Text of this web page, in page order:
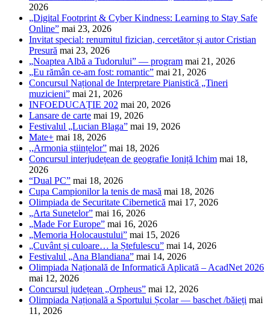
2026
„Digital Footprint & Cyber Kindness: Learning to Stay Safe
Online” mai 23, 2026
Invitat special: renumitul fizician, cercetător și autor Cristian
Presură mai 23, 2026
„Noaptea Albă a Tudorului” — program mai 21, 2026
„Eu rămân ce-am fost: romantic” mai 21, 2026
Concursul Național de Interpretare Pianistică „Tineri
muzicieni” mai 21, 2026
INFOEDUCAȚIE 202 mai 20, 2026
Lansare de carte mai 19, 2026
Festivalul „Lucian Blaga” mai 19, 2026
Mate+ mai 18, 2026
,,Armonia științelor” mai 18, 2026
Concursul interjudețean de geografie Ioniță Ichim mai 18,
2026
“Dual PC” mai 18, 2026
Cupa Campionilor la tenis de masă mai 18, 2026
Olimpiada de Securitate Cibernetică mai 17, 2026
„Arta Sunetelor” mai 16, 2026
„Made For Europe” mai 16, 2026
„Memoria Holocaustului” mai 15, 2026
„Cuvânt și culoare… la Ștefulescu” mai 14, 2026
Festivalul „Ana Blandiana” mai 14, 2026
Olimpiada Națională de Informatică Aplicată – AcadNet 2026
mai 12, 2026
Concursul județean „Orpheus” mai 12, 2026
Olimpiada Națională a Sportului Școlar — baschet /băieți mai
11, 2026